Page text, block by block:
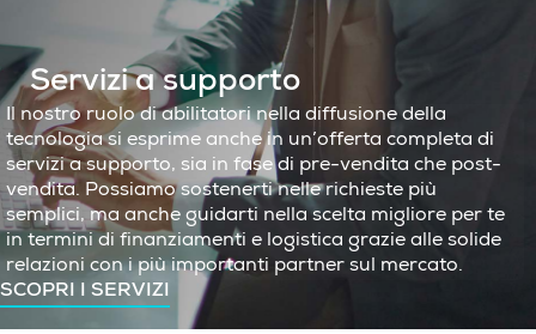
Servizi a supporto
Il nostro ruolo di abilitatori nella diffusione della
tecnologia si esprime anche in un’offerta completa di
servizi a supporto, sia in fase di pre-vendita che post-
vendita. Possiamo sostenerti nelle richieste più
semplici, ma anche guidarti nella scelta migliore per te
in termini di finanziamenti e logistica grazie alle solide
relazioni con i più importanti partner sul mercato.
SCOPRI I SERVIZI